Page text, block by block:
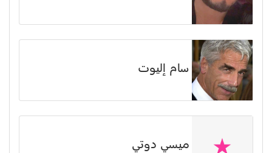
سام إليوت
ميسي دوتي